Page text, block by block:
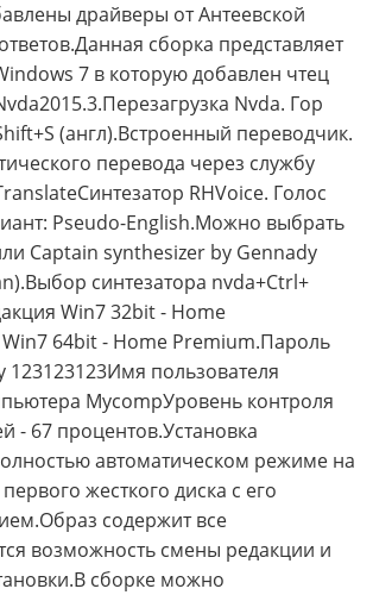
драйверы от Антеевской
сборка представляет
7 в которую добавлен чтец
Nvda. Гор
(англ).Встроенный переводчик.
перевода через службу
RHVoice. Голос
Pseudo-English.Можно выбрать
Captain synthesizer by Gennady
синтезатора nvda+Ctrl+
Win7 32bit - Home
Win7 64bit - Home Premium.Пароль
123123123Имя пользователя
MycompУровень контроля
- 67 процентов.Установка
автоматическом режиме на
жесткого диска с его
содержит все
возможность смены редакции и
сборке можно